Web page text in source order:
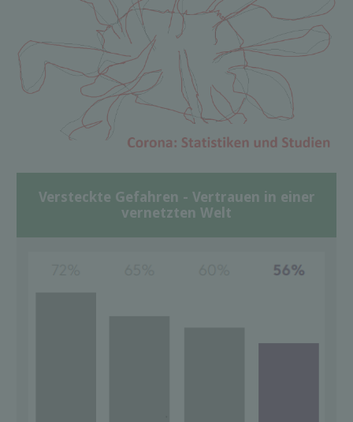
Versteckte Gefahren - Vertrauen in einer
vernetzten Welt